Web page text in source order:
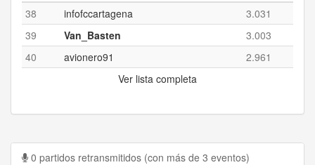
38
infofccartagena
3.031
39
Van_Basten
3.003
40
avionero91
2.961
Ver lista completa
0 partidos retransmitidos (con más de 3 eventos)